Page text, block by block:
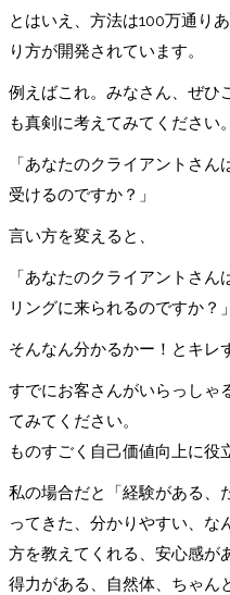
とはいえ、方法は100万通り
り方が開発されています。
例えばこれ。みなさん、ぜひ
も真剣に考えてみてください。
「あなたのクライアントさ
受けるのですか？」
言い方を変えると、
「あなたのクライアントさ
リングに来られるのですか？」
そんなん分かるかー！とキレ
すでにお客さんがいらっしゃ
てみてください。
ものすごく自己価値向上に役
私の場合だと「経験がある、
ってきた、分かりやすい、な
方を教えてくれる、安心感が
得力がある、自然体、ちゃん